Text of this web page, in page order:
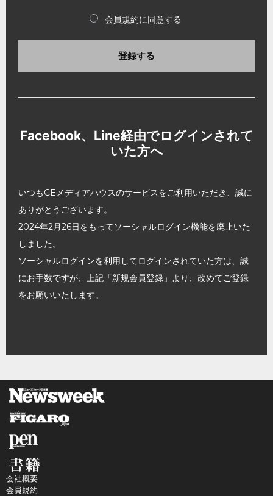
会員規約に同意する
登録する
Facebook、Line経由でログインされて
いた方へ
いつもCEメディアハウスのサービスをご利用いただき、誠に
ありがとうございます。
2024年2月26日をもってソーシャルログイン機能を廃止いた
しました。
ソーシャルログインを利用してログインされていた方は、誠
にお手数ですが、上記「新規会員登録」より、改めてご登録
をお願いいたします。
会社概要
会員規約